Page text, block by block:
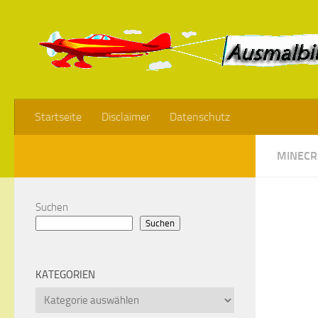
Startseite Disclaimer Datenschutz
Suchen
Suchen
KATEGORIEN
Kategorien